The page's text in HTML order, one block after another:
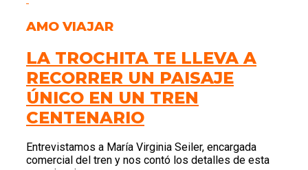
AMO VIAJAR
LA TROCHITA TE LLEVA A
RECORRER UN PAISAJE
ÚNICO EN UN TREN
CENTENARIO
Entrevistamos a María Virginia Seiler, encargada
comercial del tren y nos contó los detalles de esta